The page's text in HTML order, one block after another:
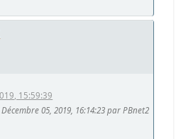
15:59:39
Décembre 05, 2019, 16:14:23 par PBnet2